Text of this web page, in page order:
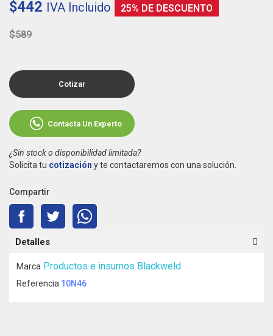
$442 IVA Incluido 25% DE DESCUENTO
$589
Cotizar
Contacta Un Experto
¿Sin stock o disponibilidad limitada?
Solicita tu cotización y te contactaremos con una solución.
Compartir
Detalles
Marca Productos e insumos Blackweld
Referencia 10N46